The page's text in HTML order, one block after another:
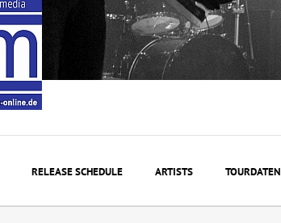
RELEASE SCHEDULE ARTISTS TOURDATEN